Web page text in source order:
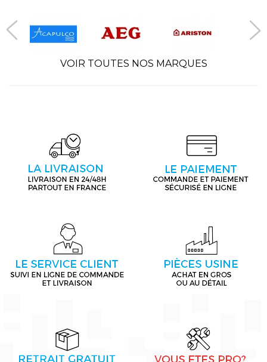
VOIR TOUTES NOS MARQUES